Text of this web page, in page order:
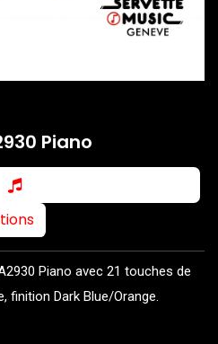
Piano
Piano avec 21 touches de
finition Dark Blue/Orange.